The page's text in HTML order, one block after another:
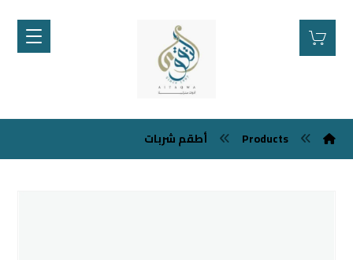
Products أطقم شربات